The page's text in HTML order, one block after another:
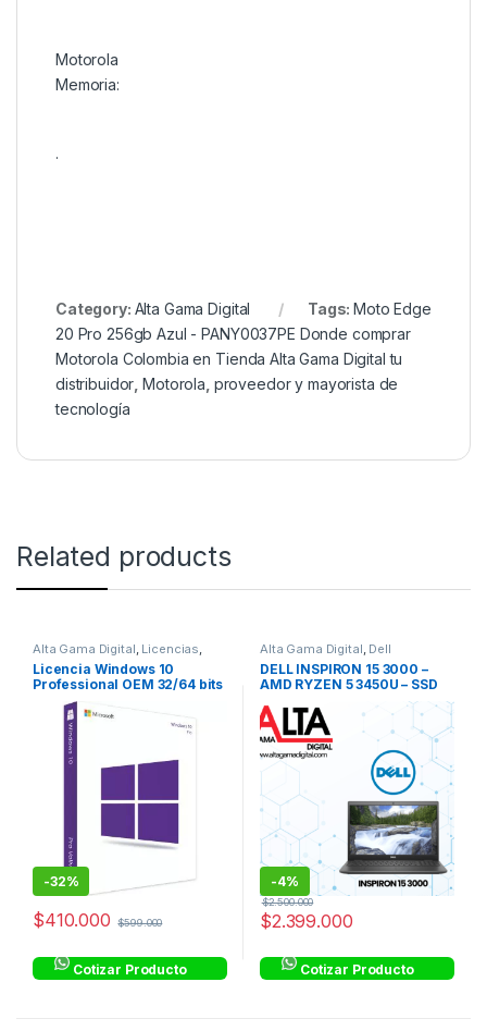
Motorola
Memoria:
.
Category: Alta Gama Digital Tags:Moto Edge
20 Pro 256gb Azul - PANY0037PE Donde comprar
Motorola Colombia en Tienda Alta Gama Digital tu
distribuidor ,Motorola proveedor y mayorista de
tecnología
Related products
Alta Gama Digital, Licencias,
Licencias OEM
Licencia Windows 10
Professional OEM 32/64 bits
-32%
$410.000 $599.000
Cotizar Producto
Alta Gama Digital, Dell
Colombia,Dell Colombia ,
Inspiron Corporativo,Equipos
Corporativos ,Laptops, Laptops
Procesadores AMD
DELL INSPIRON 15 3000 –
AMD RYZEN 5 3450U – SSD
256GB – DDR4 8GB – 15.6″ HD
-4%
$2.399.000
$2.500.000
Cotizar Producto